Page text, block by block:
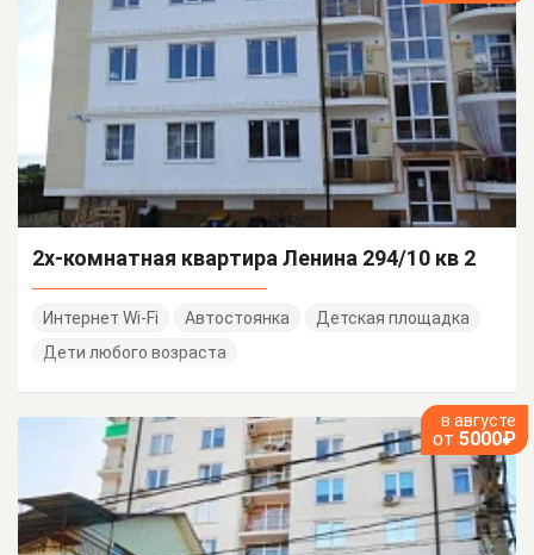
2х-комнатная квартира Ленина 294/10 кв 2
Интернет Wi-Fi Автостоянка
Детская площадка
Дети любого возраста
в августе
от 5000₽